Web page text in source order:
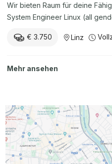
Wir bieten Raum für deine
System Engineer Linux (all
Salary Apply online Arbeitsort:
environments Continuous
of computer science Several
applications on Linux systems
professional experience in
analytical and conceptual
and goal-oriented work ...
€ 3.750 Linz
Mehr ansehen